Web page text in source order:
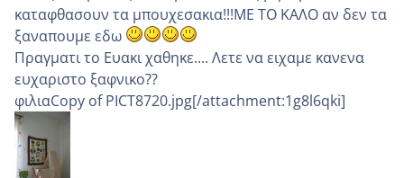
καταφθασουν τα μπουχεσακια!!!ΜΕ ΤΟ ΚΑΛΟ αν δεν τα
ξαναπουμε εδω
Πραγματι το Ευακι χαθηκε.... Λετε να ειχαμε κανενα
ευχαριστο ξαφνικο??
φιλιαCopy of PICT8720.jpg[/attachment:1g8l6qki]